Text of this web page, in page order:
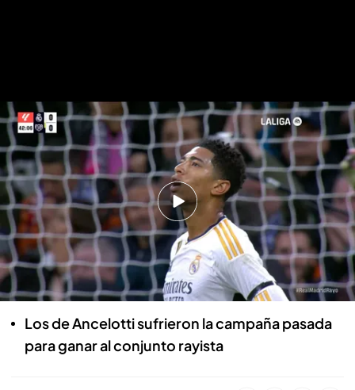
Real Madrid - Rayo Vallecano:
resumen, goles y análisis del partido
Real Madrid 0-0 Rayo Vallecano: Resumen del partido
Pablo Villanueva
05 NOV 2023 - 17:00h.
El Real Madrid se juega el liderato tras la victoria
del Girona
Los de Ancelotti sufrieron la campaña pasada
para ganar al conjunto rayista